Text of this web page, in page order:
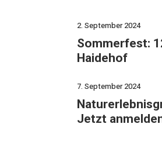
2. September 2024
Sommerfest:
Haidehof
7. September 2024
Jetzt